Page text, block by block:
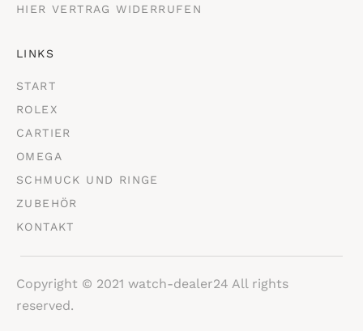
HIER VERTRAG WIDERRUFEN
LINKS
START
ROLEX
CARTIER
OMEGA
SCHMUCK UND RINGE
ZUBEHÖR
KONTAKT
Copyright © 2021 watch-dealer24 All rights
reserved.